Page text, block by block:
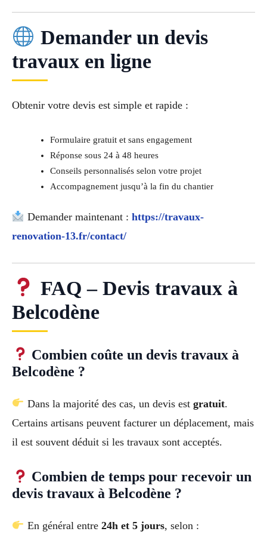
Demander un devis
travaux en ligne
Obtenir votre devis est simple et rapide :
Formulaire gratuit et sans engagement
Réponse sous 24 à 48 heures
Conseils personnalisés selon votre projet
Accompagnement jusqu’à la fin du chantier
Demander maintenant : https://travaux-
renovation-13.fr/contact/
FAQ – Devis travaux à
Belcodène
Combien coûte un devis travaux à
Belcodène ?
Dans la majorité des cas, un devis est gratuit.
Certains artisans peuvent facturer un déplacement, mais
il est souvent déduit si les travaux sont acceptés.
Combien de temps pour recevoir un
devis travaux à Belcodène ?
En général entre 24h et 5 jours, selon :